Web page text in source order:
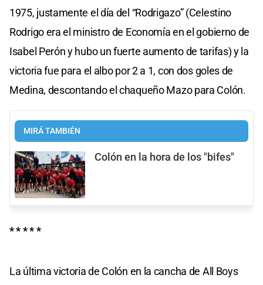
1975, justamente el día del “Rodrigazo” (Celestino
Rodrigo era el ministro de Economía en el gobierno de
Isabel Perón y hubo un fuerte aumento de tarifas) y la
victoria fue para el albo por 2 a 1, con dos goles de
Medina, descontando el chaqueño Mazo para Colón.
MIRÁ TAMBIÉN
Colón en la hora de los "bifes"
* * * * *
La última victoria de Colón en la cancha de All Boys